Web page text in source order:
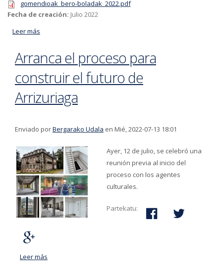
gomendioak_bero-boladak_2022.pdf
Fecha de creación: Julio 2022
Leer más
Arranca el proceso para
construir el futuro de
Arrizuriaga
Enviado porBergarako Udala en Mié, 2022-07-13 18:01
Ayer, 12 de julio, se celebró una
reunión previa al inicio del
proceso con los agentes
culturales.
Partekatu:
Leer más